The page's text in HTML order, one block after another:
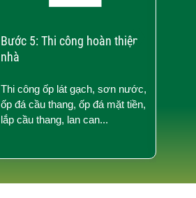
Bước 5: Thi công hoàn thiện
nhà
Thi công ốp lát gạch, sơn nước,
ốp đá cầu thang, ốp đá mặt tiền,
lắp cầu thang, lan can...
›